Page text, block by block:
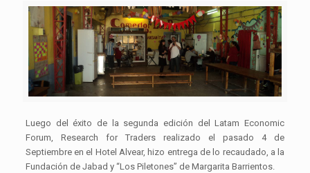
Luego del éxito de la segunda edición del Latam Economic
Forum, Research for Traders realizado el pasado 4 de
Septiembre en el Hotel Alvear, hizo entrega de lo recaudado, a la
Fundación de Jabad y “Los Piletones” de Margarita Barrientos.